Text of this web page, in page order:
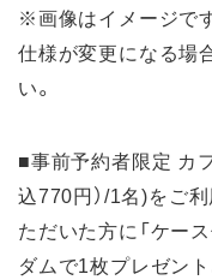
※画像はイメージです
仕様が変更になる場
い。
■事前予約者限定 カ
込770円）/1名)をご
ただいた方に「ケー
ダムで1枚プレゼント